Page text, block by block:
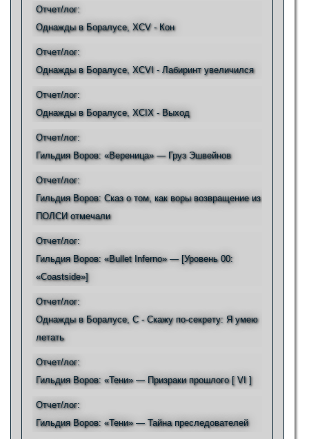
Отчет/лог:
Однажды в Боралусе, XCV - Кон
Отчет/лог:
Однажды в Боралусе, XCVI - Лабиринт увеличился
Отчет/лог:
Однажды в Боралусе, XCIX - Выход
Отчет/лог:
Гильдия Воров: «Вереница» — Груз Эшвейнов
Отчет/лог:
Гильдия Воров: Сказ о том, как воры возвращение из
ПОЛСИ отмечали
Отчет/лог:
Гильдия Воров: «Bullet Inferno» — [Уровень 00:
«Coastside»]
Отчет/лог:
Однажды в Боралусе, С - Скажу по-секрету: Я умею
летать
Отчет/лог:
Гильдия Воров: «Тени» — Призраки прошлого [ VI ]
Отчет/лог:
Гильдия Воров: «Тени» — Тайна преследователей